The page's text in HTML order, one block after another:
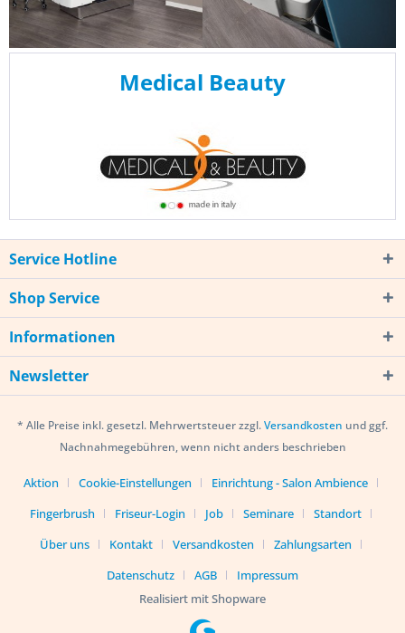
Medical Beauty
Service Hotline
Shop Service
Informationen
Newsletter
* Alle Preise inkl. gesetzl. Mehrwertsteuer zzgl.Versandkosten und ggf.
Nachnahmegebühren, wenn nicht anders beschrieben
Aktion Cookie-Einstellungen
Einrichtung - Salon Ambience
Fingerbrush
Friseur-Login Job Seminare
Standort
Über uns
Kontakt Versandkosten
Zahlungsarten
Datenschutz
AGB
Impressum
Realisiert mit Shopware